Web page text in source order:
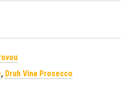
, Druh Vína Prosecco